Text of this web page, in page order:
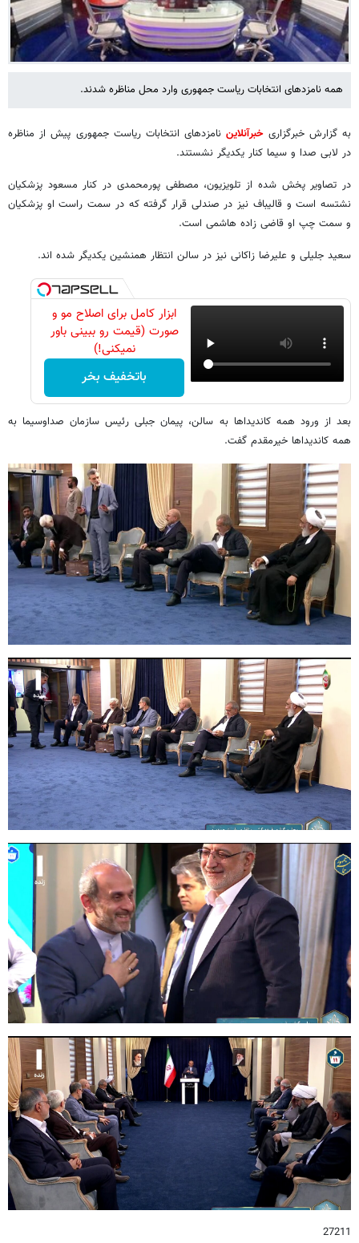
همه نامزدهای انتخابات ریاست جمهوری وارد محل مناظره شدند.
به گزارش خبرگزاریخبرآنلایننامزدهای انتخابات ریاست جمهوری پیش از مناظره
در لابی صدا و سیما کنار یکدیگر نشستند.
در تصاویر پخش شده از تلویزیون، مصطفی پورمحمدی در کنار مسعود پزشکیان
نشتسه است و قالیباف نیز در صندلی قرار گرفته که در سمت راست او پزشکیان
و سمت چپ او قاضی زاده هاشمی است.
سعید جلیلی و علیرضا زاکانی نیز در سالن انتظار همنشین یکدیگر شده اند.
ابزار کامل برای اصلاح مو و
صورت (قیمت رو ببینی باور
نمیکنی!)
باتخفیف بخر
بعد از ورود همه کاندیداها به سالن، پیمان جبلی رئیس سازمان صداوسیما به
همه کاندیداها خیرمقدم گفت.
27211